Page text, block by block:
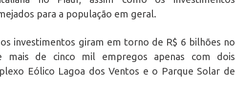
para a população em geral.
investimentos giram em torno de R$ 6 bilhões no
mais de cinco mil empregos apenas com dois
Eólico Lagoa dos Ventos e o Parque Solar de